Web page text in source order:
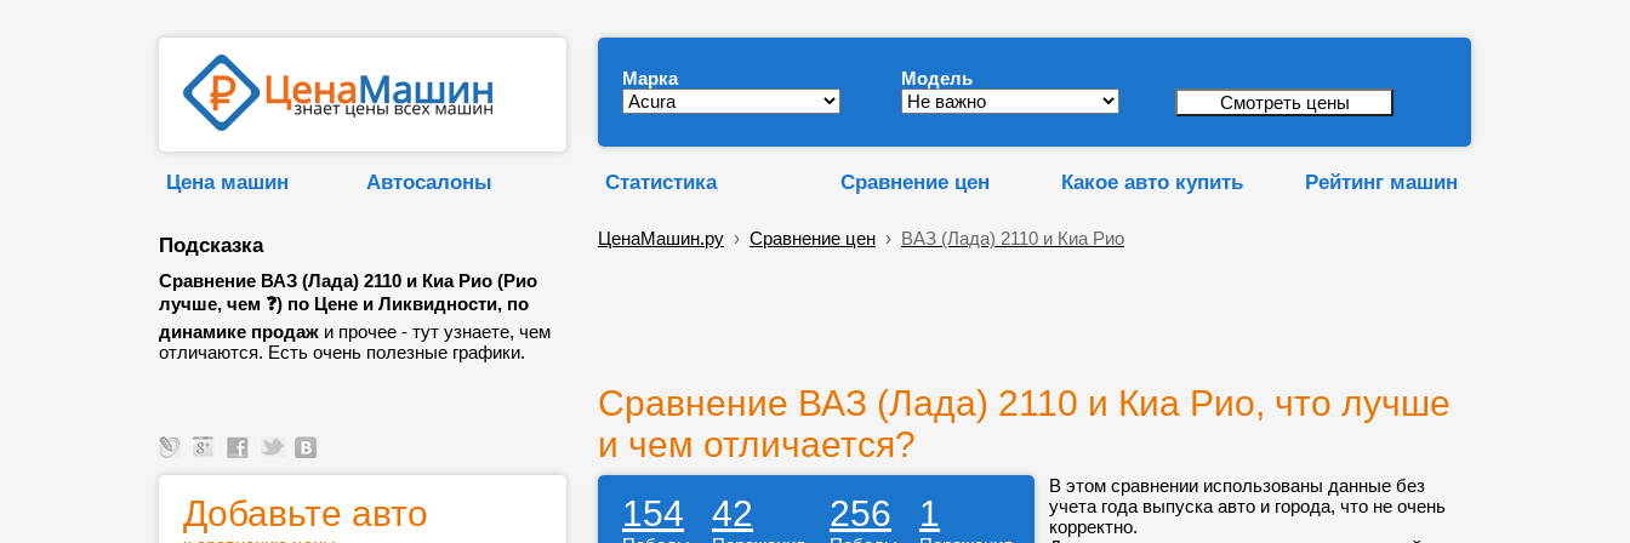
Марка Модель
Цена машин Автосалоны Статистика Сравнение цен Какое авто купить Рейтинг машин
Подсказка
Сравнение ВАЗ (Лада) 2110 и Киа Рио (Рио
лучше, чем ❓) по Цене и Ликвидности, по
динамике продаж и прочее - тут узнаете, чем
отличаются. Есть очень полезные графики.
ЦенаМашин.ру › Сравнение цен › ВАЗ (Лада) 2110 и Киа Рио
Сравнение ВАЗ (Лада) 2110 и Киа Рио, что лучше
и чем отличается?
Добавьте авто
154 42 256 1
В этом сравнении использованы данные без
учета года выпуска авто и города, что не очень
корректно.